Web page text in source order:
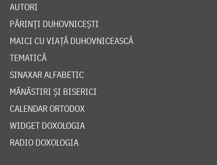
AUTORI
PĂRINȚI DUHOVNICEȘTI
MAICI CU VIAȚĂ DUHOVNICEASCĂ
TEMATICĂ
SINAXAR ALFABETIC
MĂNĂSTIRI ȘI BISERICI
CALENDAR ORTODOX
WIDGET DOXOLOGIA
RADIO DOXOLOGIA